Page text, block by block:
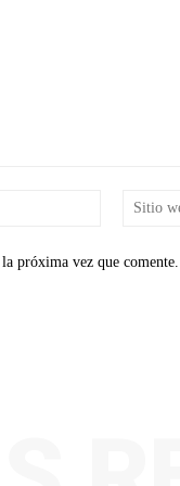
Correo
próxima vez que comente.